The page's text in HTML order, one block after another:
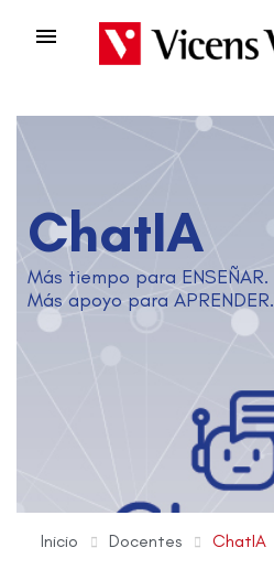

ChatIA
Más tiempo para ENSEÑAR.
Más apoyo para APRENDER.
Inicio Docentes ChatIA